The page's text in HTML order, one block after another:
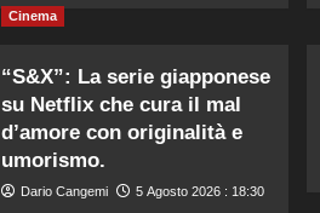
Cinema
“S&X”: La serie giapponese
su Netflix che cura il mal
d’amore con originalità e
umorismo.
Dario Cangemi 5 Agosto 2026 : 18:30